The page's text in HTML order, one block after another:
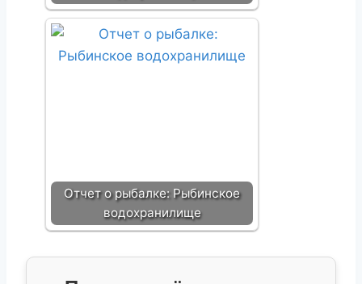
Отчет о рыбалке: Рыбинское
водохранилище